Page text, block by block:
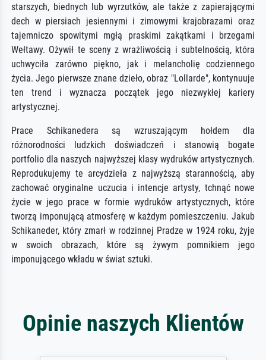
starszych, biednych lub wyrzutków, ale także z zapierającymi
dech w piersiach jesiennymi i zimowymi krajobrazami oraz
tajemniczo spowitymi mgłą praskimi zakątkami i brzegami
Wełtawy. Ożywił te sceny z wrażliwością i subtelnością, która
uchwyciła zarówno piękno, jak i melancholię codziennego
życia. Jego pierwsze znane dzieło, obraz "Lollarde", kontynuuje
ten trend i wyznacza początek jego niezwykłej kariery
artystycznej.
Prace Schikanedera są wzruszającym hołdem dla
różnorodności ludzkich doświadczeń i stanowią bogate
portfolio dla naszych najwyższej klasy wydruków artystycznych.
Reprodukujemy te arcydzieła z najwyższą starannością, aby
zachować oryginalne uczucia i intencje artysty, tchnąć nowe
życie w jego prace w formie wydruków artystycznych, które
tworzą imponującą atmosferę w każdym pomieszczeniu. Jakub
Schikaneder, który zmarł w rodzinnej Pradze w 1924 roku, żyje
w swoich obrazach, które są żywym pomnikiem jego
imponującego wkładu w świat sztuki.
Opinie naszych Klientów